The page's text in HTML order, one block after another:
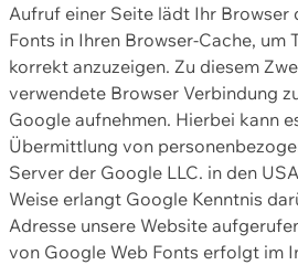
Aufruf einer Seite lädt Ihr Browser
Fonts in Ihren Browser-Cache, um
korrekt anzuzeigen. Zu diesem
verwendete Browser Verbindung
Google aufnehmen. Hierbei kann
Übermittlung von
Server der Google LLC. in den
Weise erlangt Google Kenntnis
Adresse unsere Website
von Google Web Fonts erfolgt im